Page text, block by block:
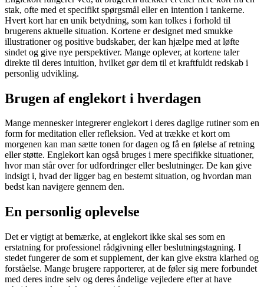
stak, ofte med et specifikt spørgsmål eller en intention i tankerne.
Hvert kort har en unik betydning, som kan tolkes i forhold til
brugerens aktuelle situation. Kortene er designet med smukke
illustrationer og positive budskaber, der kan hjælpe med at løfte
sindet og give nye perspektiver. Mange oplever, at kortene taler
direkte til deres intuition, hvilket gør dem til et kraftfuldt redskab i
personlig udvikling.
Brugen af englekort i hverdagen
Mange mennesker integrerer englekort i deres daglige rutiner som en
form for meditation eller refleksion. Ved at trække et kort om
morgenen kan man sætte tonen for dagen og få en følelse af retning
eller støtte. Englekort kan også bruges i mere specifikke situationer,
hvor man står over for udfordringer eller beslutninger. De kan give
indsigt i, hvad der ligger bag en bestemt situation, og hvordan man
bedst kan navigere gennem den.
En personlig oplevelse
Det er vigtigt at bemærke, at englekort ikke skal ses som en
erstatning for professionel rådgivning eller beslutningstagning. I
stedet fungerer de som et supplement, der kan give ekstra klarhed og
forståelse. Mange brugere rapporterer, at de føler sig mere forbundet
med deres indre selv og deres åndelige vejledere efter at have